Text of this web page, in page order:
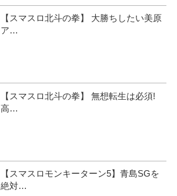
【スマスロ北斗の拳】 大勝ちしたい美原
ア…
【スマスロ北斗の拳】 無想転生は必須!
高…
【スマスロモンキーターン5】青島SGを
絶対…